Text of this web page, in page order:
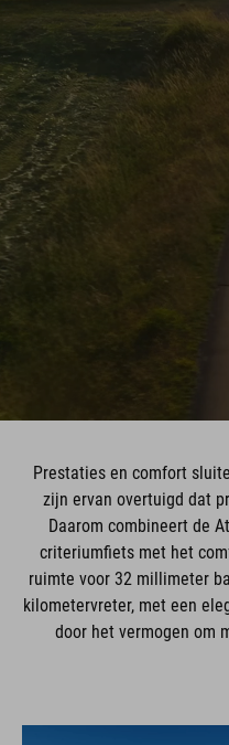
Prestaties en comfort
zijn ervan overtuigd dat
Daarom combineert de
criteriumfiets met het
ruimte voor 32 millimeter
kilometervreter, met een
door het vermogen om